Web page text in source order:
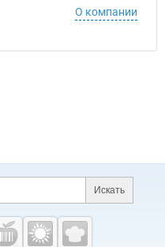
О компании
по сайту и
Искать
проекты